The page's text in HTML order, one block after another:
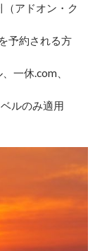
アドオン・ク
予約される方
一休.com、
ルのみ適用